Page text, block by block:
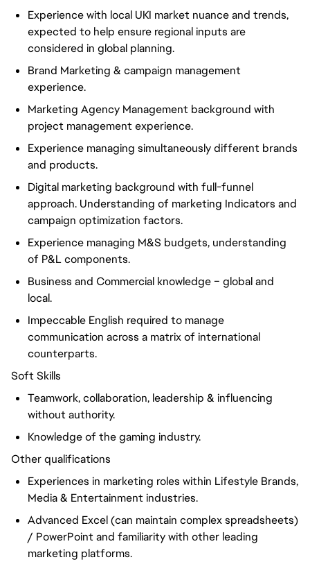
Experience with local UKI market nuance and trends,
expected to help ensure regional inputs are
considered in global planning.
Brand Marketing & campaign management
experience.
Marketing Agency Management background with
project management experience.
Experience managing simultaneously different brands
and products.
Digital marketing background with full-funnel
approach. Understanding of marketing Indicators and
campaign optimization factors.
Experience managing M&S budgets, understanding
of P&L components.
Business and Commercial knowledge – global and
local.
Impeccable English required to manage
communication across a matrix of international
counterparts.
Soft Skills
Teamwork, collaboration, leadership & influencing
without authority.
Knowledge of the gaming industry.
Other qualifications
Experiences in marketing roles within Lifestyle Brands,
Media & Entertainment industries.
Advanced Excel (can maintain complex spreadsheets)
/ PowerPoint and familiarity with other leading
marketing platforms.